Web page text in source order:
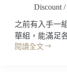
內
搭
褲
Discount /
之前有入手一
華組，能滿足
閱讀全文
開